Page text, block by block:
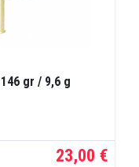
gr / 9,6 g
23,00 €